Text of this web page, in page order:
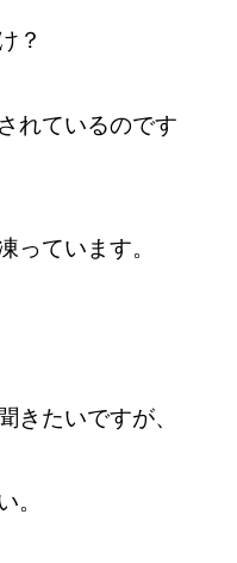
？
れているのです
っています。
きたいですが、
。